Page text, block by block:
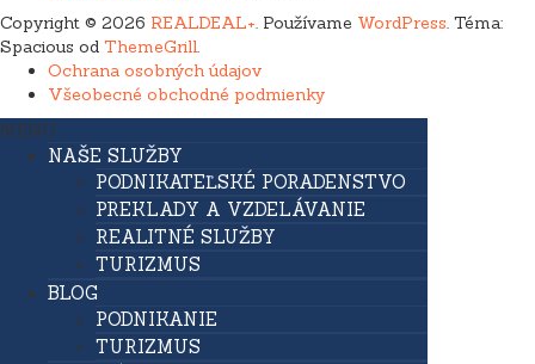
Copyright © 2026 REALDEAL+. Používame WordPress. Téma:
Spacious od ThemeGrill.
Ochrana osobných údajov
Všeobecné obchodné podmienky
MENU
NAŠE SLUŽBY
PODNIKATEĽSKÉ PORADENSTVO
PREKLADY A VZDELÁVANIE
REALITNÉ SLUŽBY
TURIZMUS
BLOG
PODNIKANIE
TURIZMUS